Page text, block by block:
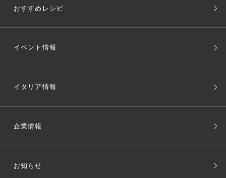
おすすめレシピ
イベント情報
イタリア情報
企業情報
お知らせ